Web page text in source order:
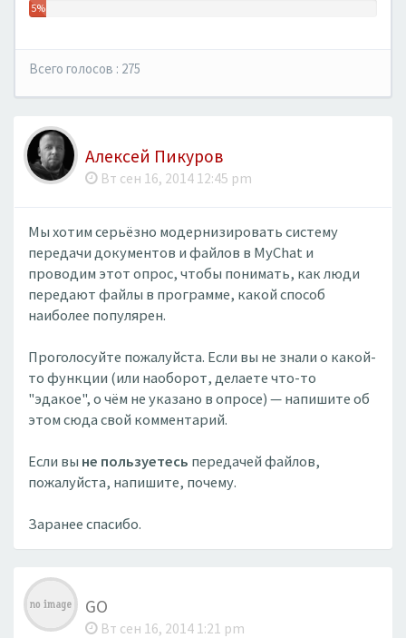
5%
Всего голосов : 275
Алексей Пикуров
Вт сен 16, 2014 12:45 pm
Мы хотим серьёзно модернизировать систему
передачи документов и файлов в MyChat и
проводим этот опрос, чтобы понимать, как люди
передают файлы в программе, какой способ
наиболее популярен.
Проголосуйте пожалуйста. Если вы не знали о какой-
то функции (или наоборот, делаете что-то
"эдакое", о чём не указано в опросе) — напишите об
этом сюда свой комментарий.
Если вы не пользуетесь передачей файлов,
пожалуйста, напишите, почему.
Заранее спасибо.
GO
Вт сен 16, 2014 1:21 pm